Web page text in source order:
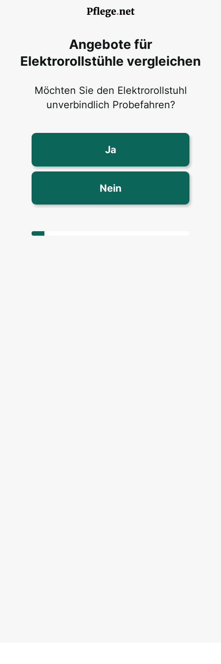
Angebote für
Elektrorollstühle vergleichen
Möchten Sie den Elektrorollstuhl
unverbindlich Probefahren?
Ja
Nein